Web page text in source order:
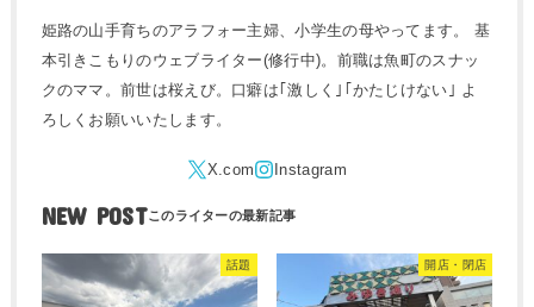
姫路の山手育ちのアラフォー主婦、小学生の母やってます。 基
本引きこもりのウェブライター(修行中)。前職は魚町のスナッ
クのママ。前世は桜えび。口癖は｢激しく｣｢かたじけない｣ よ
ろしくお願いいたします。
NEW POST
話題 開店・閉店